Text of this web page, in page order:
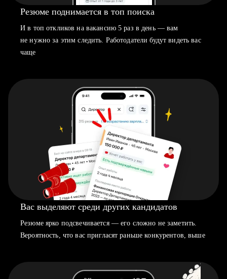
Резюме поднимается в топ поиска
И в топ откликов на вакансию 5 раз в день — вам
не нужно за этим следить. Работодатели будут видеть вас
чаще
Вас выделяют среди других кандидатов
Резюме ярко подсвечивается — его сложно не заметить.
Вероятность, что вас пригласят раньше конкурентов, выше